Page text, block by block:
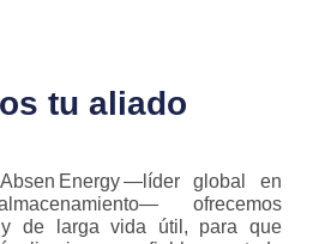
tu aliado
Energy —líder global en
ofrecemos
y de larga vida útil, para que